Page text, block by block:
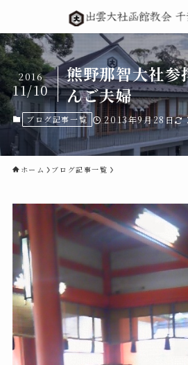
熊野那智大社
んご夫婦
2016
11/10
ブログ記事一覧 2013年9月28日
ホーム ブログ記事一覧